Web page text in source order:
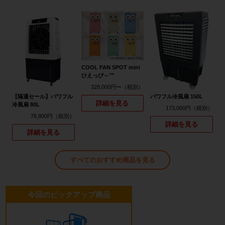
【隔週セール】パワフル
冷風扇 80L
76,800円
詳細を見る
COOL FAN SPOT mini
ひえっぴ～™
328,000円〜
詳細を見る
パワフル冷風扇 150L
173,000円
詳細を見る
すべてのおすすめ商品を見る
今回のピックアップ商品